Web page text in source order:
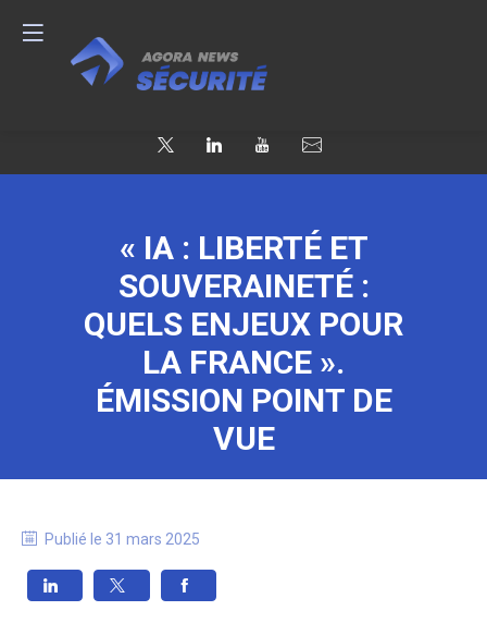
« IA : LIBERTÉ ET
SOUVERAINETÉ :
QUELS ENJEUX POUR
LA FRANCE ».
ÉMISSION POINT DE
VUE
Publié le 31 mars 2025